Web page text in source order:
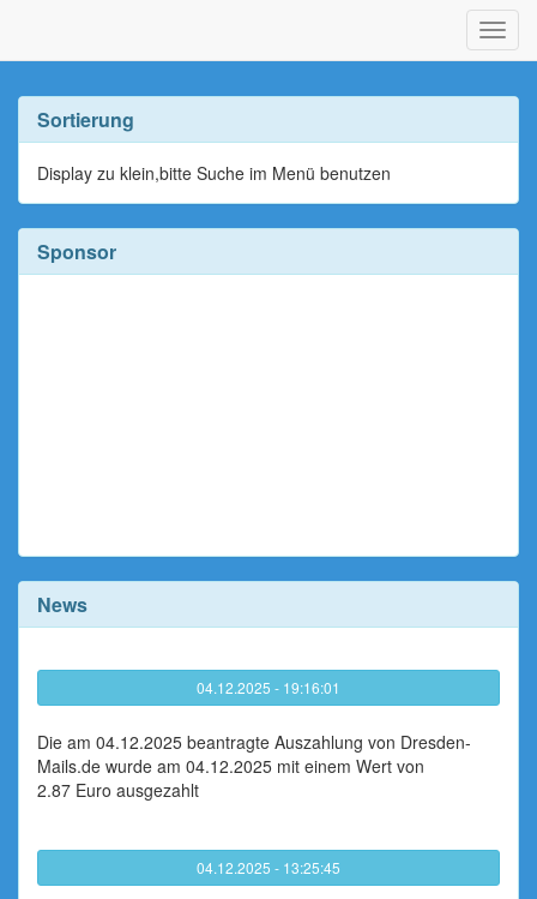
ein-/
Sortierung
Display zu klein,bitte Suche im Menü benutzen
Sponsor
News
04.12.2025 - 19:16:01
Die am 04.12.2025 beantragte Auszahlung von Dresden-
Mails.de wurde am 04.12.2025 mit einem Wert von
2.87 Euro ausgezahlt
04.12.2025 - 13:25:45